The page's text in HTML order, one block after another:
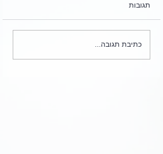
שאלה בהלכות צניעות
תגובות
כתיבת תגובה...